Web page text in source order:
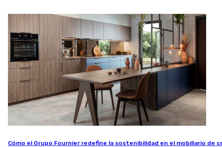
Cómo el Grupo Fournier redefine la sostenibilidad en el mobiliario de